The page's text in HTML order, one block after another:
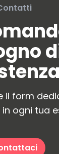
form
ogni tua